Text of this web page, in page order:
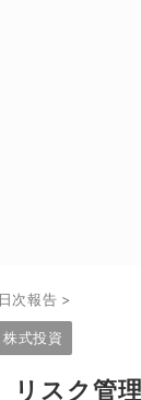
日次報告 >
株式投資
リスク管